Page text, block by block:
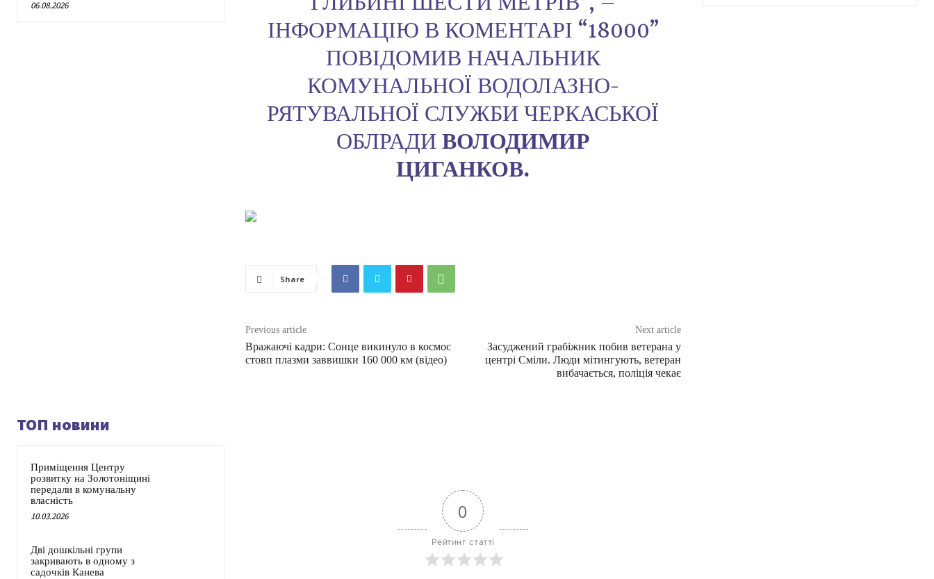
06.08.2026
ІНФОРМАЦІЮ В КОМЕНТАРІ “18000”
ПОВІДОМИВ НАЧАЛЬНИК
КОМУНАЛЬНОЇ ВОДОЛАЗНО-
РЯТУВАЛЬНОЇ СЛУЖБИ ЧЕРКАСЬКОЇ
ОБЛРАДИВОЛОДИМИР
ЦИГАНКОВ.
Share
Previous article
Вражаючі кадри: Сонце викинуло в космос
стовп плазми заввишки 160 000 км (відео)
Next article
Засуджений грабіжник побив ветерана у
центрі Сміли. Люди мітингують, ветеран
вибачається, поліція чекає
ТОП новини
Приміщення Центру
розвитку на Золотоніщині
передали в комунальну
власність
10.03.2026
Дві дошкільні групи
закривають в одному з
садочків Канева
0
Рейтинг статті